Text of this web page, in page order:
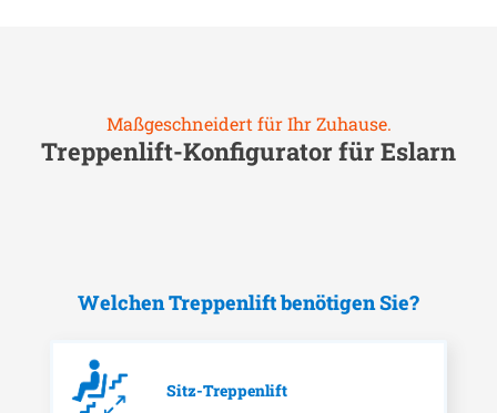
Maßgeschneidert für Ihr Zuhause.
Treppenlift-Konfigurator fürEslarn
Welchen Treppenlift benötigen Sie?
Sitz-Treppenlift